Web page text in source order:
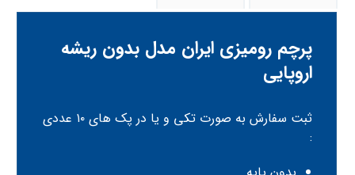
پرچم رومیزی ایران مدل بدون ریشه
اروپایی
ثبت سفارش به صورت تکی و یا در پک های ۱۰ عددی
: